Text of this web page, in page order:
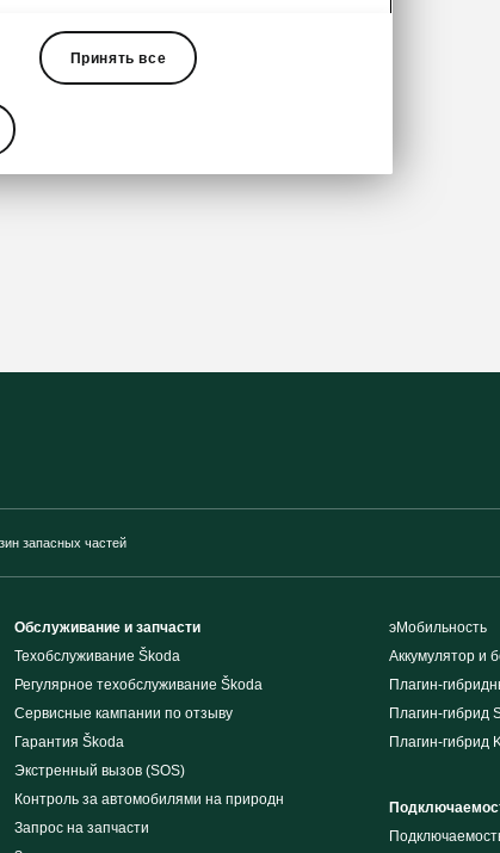
запасных частей
Обслуживание и запчасти
Техобслуживание Škoda
Регулярное техобслуживание Škoda
Сервисные кампании по отзыву
Гарантия Škoda
Экстренный вызов (SOS)
Контроль за автомобилями на природн
Запрос на запчасти
эМобильность
Аккумулятор и
Плагин-
Плагин-гибрид
Плагин-гибрид
Принять все